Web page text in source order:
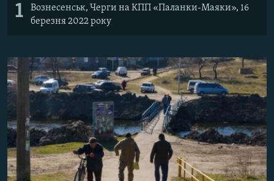
1
Вознесенськ, Черги на КПП «Паланки-Маяки», 16
березня 2022 року